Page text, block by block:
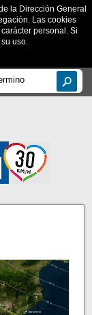
la Dirección General
Las cookies
personal. Si
uso.